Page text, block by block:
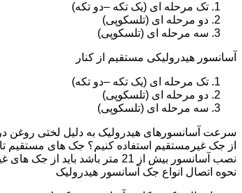
تک مرحله ای (یک تکه –دو تکه)
دو مرحله ای (تلسکوپی)
سه مرحله ای (تلسکوپی)
آسانسور هیدرولیکی مستقیم از کنار
تک مرحله ای (یک تکه –دو تکه)
دو مرحله ای (تلسکوپی)
سه مرحله ای (تلسکوپی)
سرعت آسانسورهای هیدرولیک به دلیل لختی روغن
نصب آسانسور بیش از 21 متر باشد باید از جک های غیرمستقیم استفاده شود.
نحوه اتصال انواع جک آسانسور هیدرولیک